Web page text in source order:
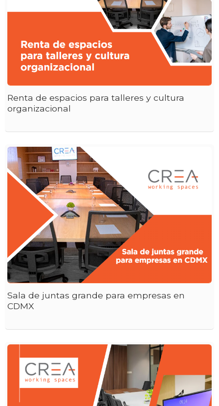
Renta de espacios para talleres y cultura
organizacional
Sala de juntas grande para empresas en
CDMX